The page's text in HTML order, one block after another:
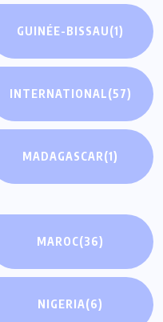
GUINÉE-BISSAU(1)
INTERNATIONAL(57)
MADAGASCAR(1)
MAROC(36)
NIGERIA(6)